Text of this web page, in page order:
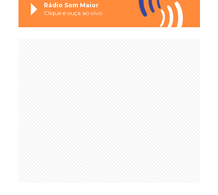
Rádio Som Maior
Clique e ouça ao vivo